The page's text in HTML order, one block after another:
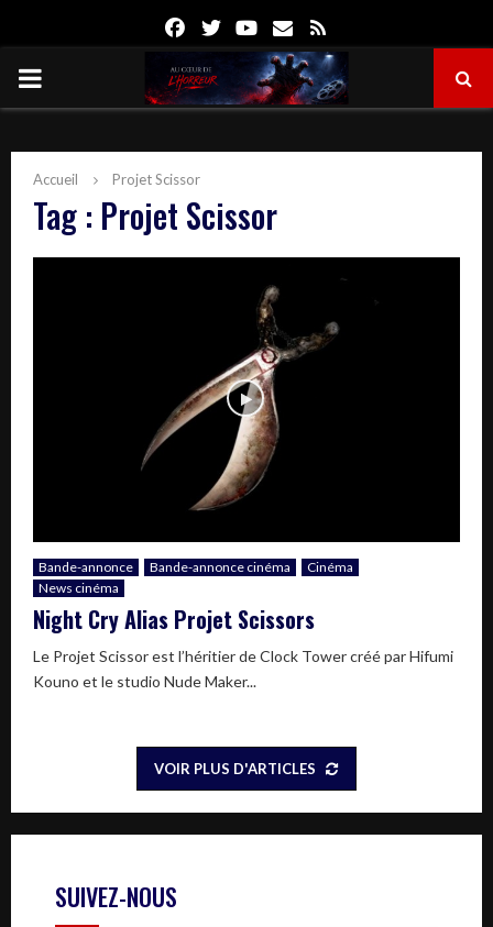
FacebookTwitterYoutube
Email
PRIMARY
Accueil Projet Scissor
Tag : Projet Scissor
Bande-annonce Bande-annonce cinéma
Cinéma
News cinéma
Night Cry Alias Projet Scissors
Le Projet Scissor est l’héritier de Clock Tower créé par Hifumi
Kouno et le studio Nude Maker...
VOIR PLUS D'ARTICLES
SUIVEZ-NOUS